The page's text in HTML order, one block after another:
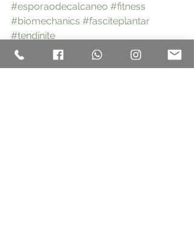
#esporaodecalcaneo #fitness
#biomechanics #fasciteplantar
#tendinite
Baropodometria